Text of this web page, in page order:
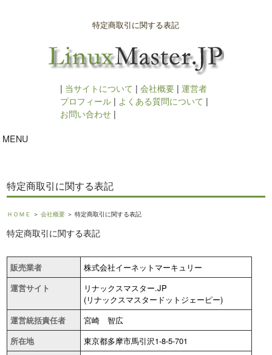
特定商取引に関する表記
| 当サイトについて | 会社概要| 運営者
プロフィール| よくある質問について |
お問い合わせ|
MENU
特定商取引に関する表記
ＨＯＭＥ ＞会社概要 ＞ 特定商取引に関する表記
特定商取引に関する表記
販売業者
株式会社イーネットマーキュリー
運営サイト
リナックスマスター.JP
(リナックスマスタードットジェーピー)
運営統括責任者
宮崎 智広
所在地
東京都多摩市馬引沢1-8-5-701